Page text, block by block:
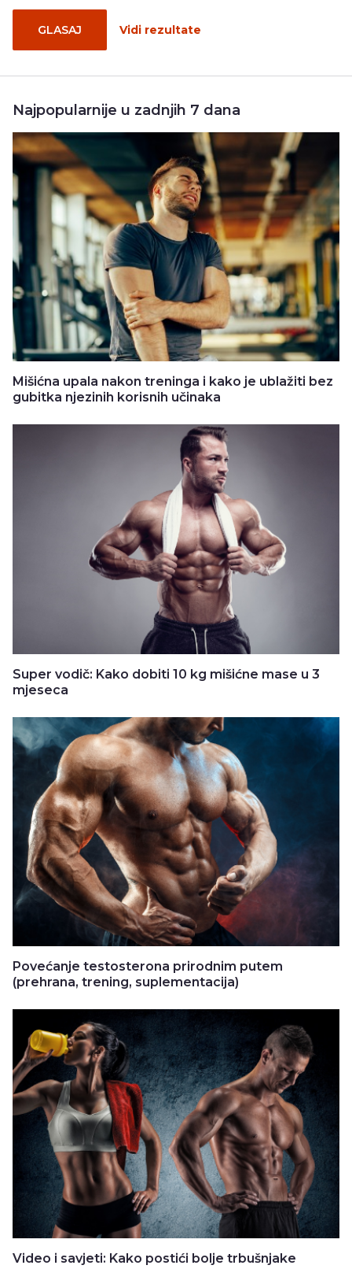
GLASAJ Vidi rezultate
Najpopularnije u zadnjih 7 dana
Mišićna upala nakon treninga i kako je ublažiti bez
gubitka njezinih korisnih učinaka
Super vodič: Kako dobiti 10 kg mišićne mase u 3
mjeseca
Povećanje testosterona prirodnim putem
(prehrana, trening, suplementacija)
Video i savjeti: Kako postići bolje trbušnjake